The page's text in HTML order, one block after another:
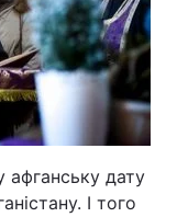
дату
І того